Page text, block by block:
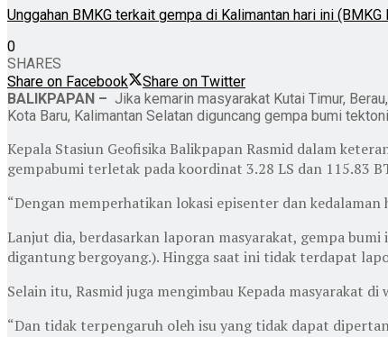
Unggahan BMKG terkait gempa di Kalimantan hari ini (BMKG
0
SHARES
Share on Facebook
Share on Twitter
BALIKPAPAN – Jika kemarin masyarakat Kutai Timur,
Kota Baru, Kalimantan Selatan diguncang gempa bumi
Kepala Stasiun Geofisika Balikpapan Rasmid dalam
gempabumi terletak pada koordinat 3.28 LS dan 115.83
“Dengan memperhatikan lokasi episenter dan
Lanjut dia, berdasarkan laporan masyarakat, gempa
digantung bergoyang.). Hingga saat ini tidak terdapat
Selain itu, Rasmid juga mengimbau Kepada masyarakat
“Dan tidak terpengaruh oleh isu yang tidak dapat